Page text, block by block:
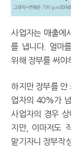
사업자는 매출에
를 냅니다. 얼마
위해 장부를 써야
하지만 장부를 안
업자의 40%가
사업자의 경우
지만, 이마저도
맡기자니 장부작